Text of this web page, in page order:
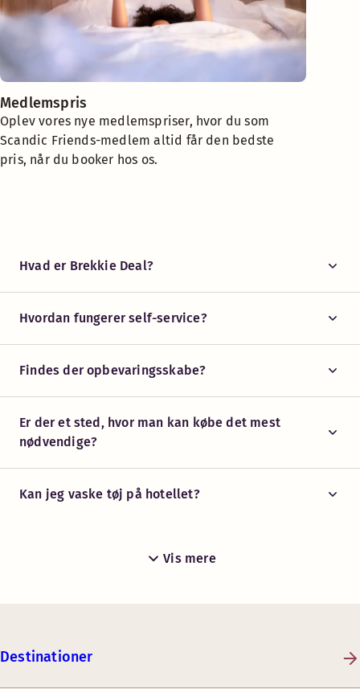
Medlemspris
Oplev vores nye medlemspriser, hvor du som
Scandic Friends-medlem altid får den bedste
pris, når du booker hos os.
Hvad er Brekkie Deal?
Hvordan fungerer self-service?
Findes der opbevaringsskabe?
Er der et sted, hvor man kan købe det mest
nødvendige?
Kan jeg vaske tøj på hotellet?
Vis mere
Destinationer